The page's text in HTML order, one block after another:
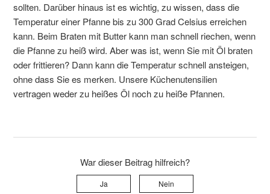
sollten. Darüber hinaus ist es wichtig, zu wissen, dass die
Temperatur einer Pfanne bis zu 300 Grad Celsius erreichen
kann. Beim Braten mit Butter kann man schnell riechen, wenn
die Pfanne zu heiß wird. Aber was ist, wenn Sie mit Öl braten
oder frittieren? Dann kann die Temperatur schnell ansteigen,
ohne dass Sie es merken. Unsere Küchenutensilien
vertragen weder zu heißes Öl noch zu heiße Pfannen.
War dieser Beitrag hilfreich?
Ja Nein